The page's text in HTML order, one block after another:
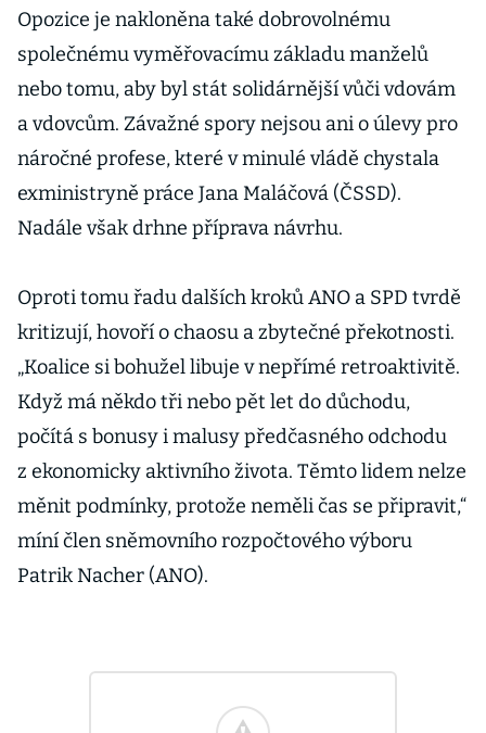
Opozice je nakloněna také dobrovolnému
společnému vyměřovacímu základu manželů
nebo tomu, aby byl stát solidárnější vůči vdovám
a vdovcům. Závažné spory nejsou ani o úlevy pro
náročné profese, které v minulé vládě chystala
exministryně práce Jana Maláčová (ČSSD).
Nadále však drhne příprava návrhu.
Oproti tomu řadu dalších kroků ANO a SPD tvrdě
kritizují, hovoří o chaosu a zbytečné překotnosti.
„Koalice si bohužel libuje v nepřímé retroaktivitě.
Když má někdo tři nebo pět let do důchodu,
počítá s bonusy i malusy předčasného odchodu
z ekonomicky aktivního života. Těmto lidem nelze
měnit podmínky, protože neměli čas se připravit,“
míní člen sněmovního rozpočtového výboru
Patrik Nacher (ANO).